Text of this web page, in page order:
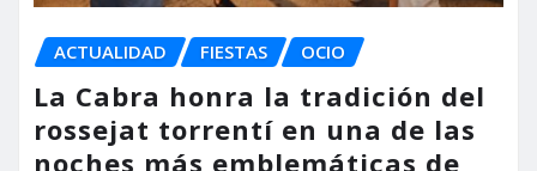
ACTUALIDAD FIESTAS OCIO
La Cabra honra la tradición del
rossejat torrentí en una de las
noches más emblemáticas de